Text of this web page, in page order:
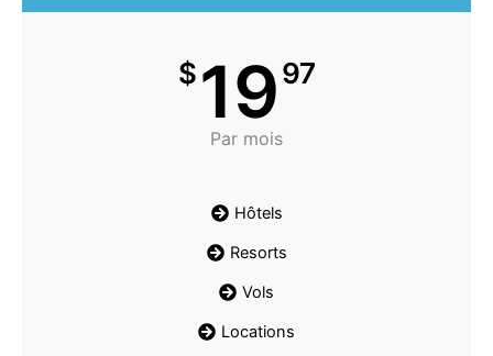
$1997
Par mois
Hôtels
Resorts
Vols
Locations